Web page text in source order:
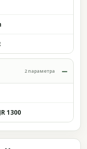
2 параметра
1300